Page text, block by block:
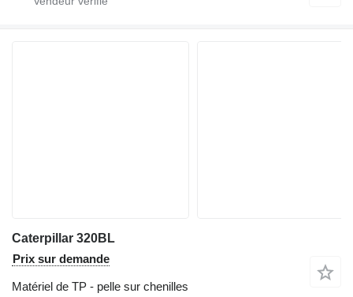
Caterpillar 320BL
Prix sur demande
Matériel de TP - pelle sur chenilles